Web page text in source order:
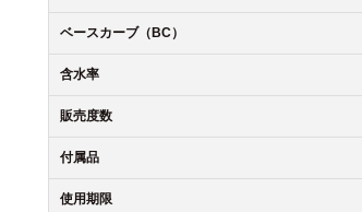
ベースカーブ（BC）
含水率
販売度数
付属品
使用期限